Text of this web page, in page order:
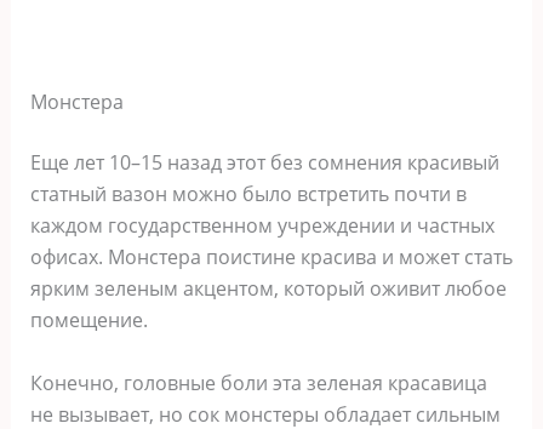
Монстера
Еще лет 10–15 назад этот без сомнения красивый
статный вазон можно было встретить почти в
каждом государственном учреждении и частных
офисах. Монстера поистине красива и может стать
ярким зеленым акцентом, который оживит любое
помещение.
Конечно, головные боли эта зеленая красавица
не вызывает, но сок монстеры обладает сильным